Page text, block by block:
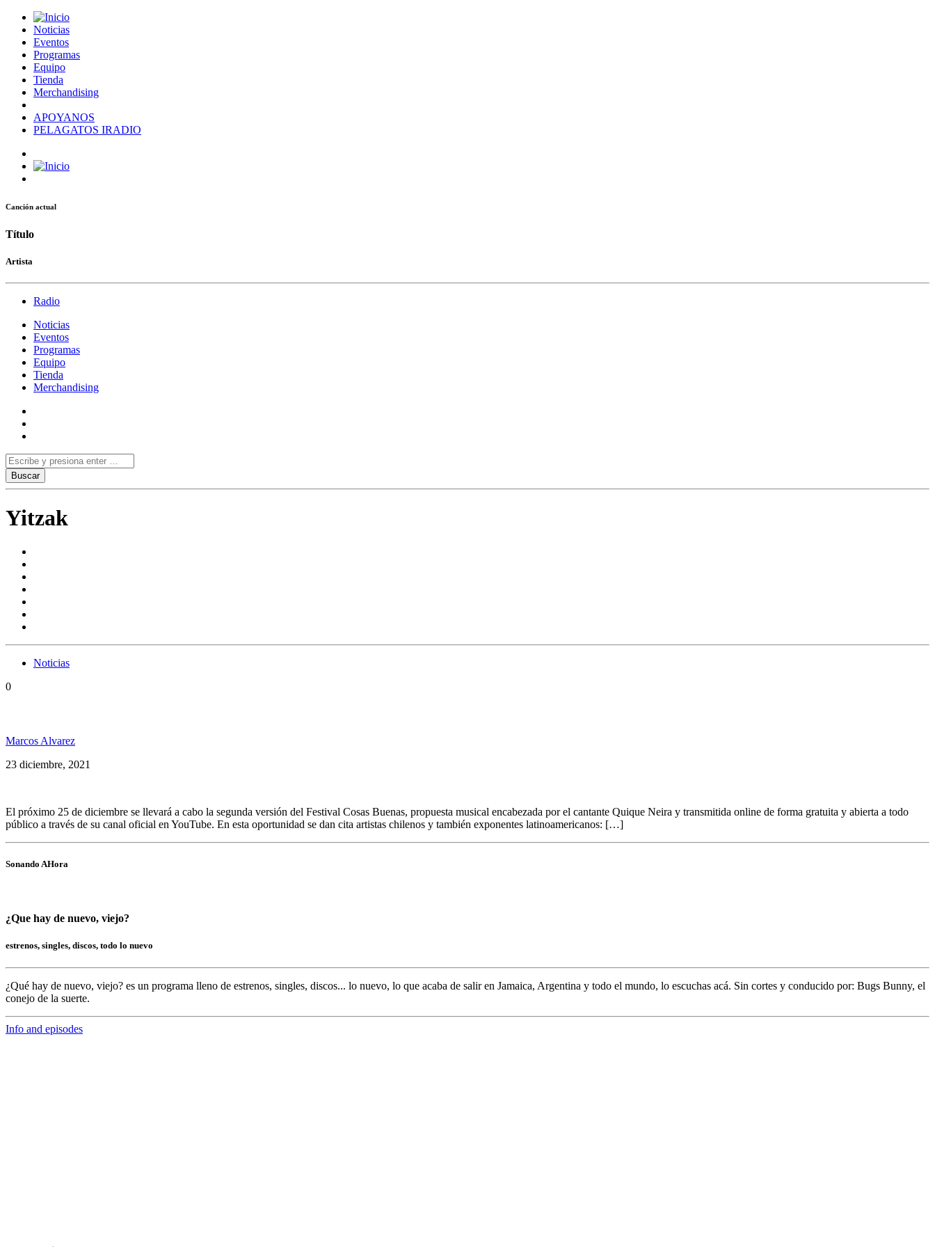
Noticias
Eventos
Programas
Equipo
Tienda
Merchandising
APOYANOS
PELAGATOS IRADIO
Canción actual
Título
Artista
Radio
Noticias
Eventos
Programas
Equipo
Tienda
Merchandising
Yitzak
Noticias
0
Marcos Alvarez
23 diciembre, 2021
El próximo 25 de diciembre se llevará a cabo la segunda versión del Festival Cosas Buenas, propuesta musical encabezada por el cantante Quique Neira y transmitida online de forma gratuita y abierta a todo
público a través de su canal oficial en YouTube. En esta oportunidad se dan cita artistas chilenos y también exponentes latinoamericanos: […]
Sonando AHora
¿Que hay de nuevo, viejo?
estrenos, singles, discos, todo lo nuevo
¿Qué hay de nuevo, viejo? es un programa lleno de estrenos, singles, discos... lo nuevo, lo que acaba de salir en Jamaica, Argentina y todo el mundo, lo escuchas acá. Sin cortes y conducido por: Bugs Bunny, el
conejo de la suerte.
Info and episodes